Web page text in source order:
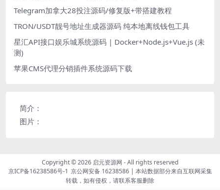
Telegram加拿大28投注源码/修复版+带搭建教程
TRON/USDT靓号地址生成器源码 纯本地离线钱包工具
星汇API接口娱乐城系统源码 | Docker+Node.js+Vue.js (未
测)
苹果CMS代理分销插件系统源码下载
简介：
图片：
Copyright © 2026 启元资源网 - All rights reserved
京ICP备16238586号-1 京公网安备 16238586| 本站数据部分来自互联网采集
转载，如有侵权，请联系客服删除